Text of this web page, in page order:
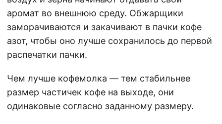
аромат во внешнюю среду. Обжарщики
заморачиваются и закачивают в пачки кофе
азот, чтобы оно лучше сохранилось до первой
распечатки пачки.
Чем лучше кофемолка — тем стабильнее
размер частичек кофе на выходе, они
одинаковые согласно заданному размеру.